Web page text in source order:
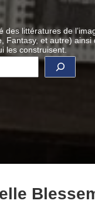
des littératures de
Fantasy, et autre) ainsi
les construisent.